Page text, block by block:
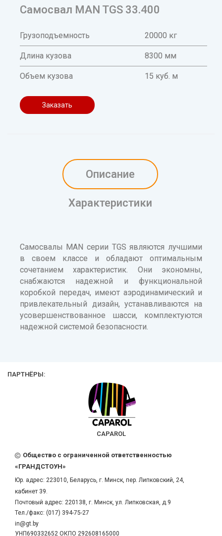
Самосвал MAN TGS 33.400
Грузоподъемность 20000 кг
Длина кузова 8300 мм
Объем кузова 15 куб. м
Заказать
Описание
Характеристики
Самосвалы MAN серии TGS являются лучшими
в своем классе и обладают оптимальным
сочетанием характеристик. Они экономны,
снабжаются надежной и функциональной
коробкой передач, имеют аэродинамический и
привлекательный дизайн, устанавливаются на
усовершенствованное шасси, комплектуются
надежной системой безопасности.
ПАРТНЁРЫ:
CAPAROL
Общество с ограниченной ответственностью
«ГРАНДСТОУН»
Юр. адрес: 223010, Беларусь, г. Минск, пер. Липковский, 24,
кабинет 39.
Почтовый адрес: 220138, г. Минск, ул. Липковская, д.9
Тел./факс: (017) 394-75-27
in@gt.by
УНП690332652 ОКПО 292608165000